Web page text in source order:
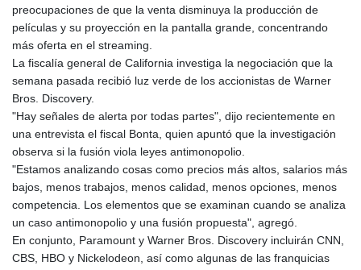
preocupaciones de que la venta disminuya la producción de
películas y su proyección en la pantalla grande, concentrando
más oferta en el streaming.
La fiscalía general de California investiga la negociación que la
semana pasada recibió luz verde de los accionistas de Warner
Bros. Discovery.
"Hay señales de alerta por todas partes", dijo recientemente en
una entrevista el fiscal Bonta, quien apuntó que la investigación
observa si la fusión viola leyes antimonopolio.
"Estamos analizando cosas como precios más altos, salarios más
bajos, menos trabajos, menos calidad, menos opciones, menos
competencia. Los elementos que se examinan cuando se analiza
un caso antimonopolio y una fusión propuesta", agregó.
En conjunto, Paramount y Warner Bros. Discovery incluirán CNN,
CBS, HBO y Nickelodeon, así como algunas de las franquicias